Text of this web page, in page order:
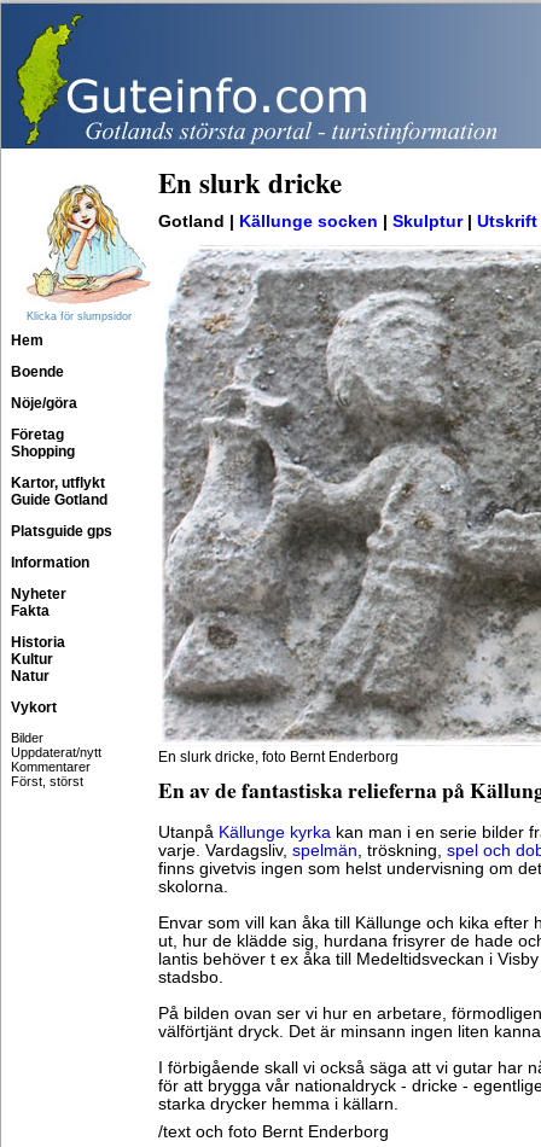
Klicka för slumpsidor
Hem
Boende
Nöje/göra
Företag
Shopping
Kartor, utflykt
Guide Gotland
Platsguide gps
Information
Nyheter
Fakta
Historia
Kultur
Natur
Vykort
Bilder
Uppdaterat/nytt
Kommentarer
Först, störst
En slurk dricke
Gotland | Källunge socken Skulptur| Utskrift
En slurk dricke, foto Bernt Enderborg
En av de fantastiska relieferna på
Utanpå Källunge kyrka kan man i en serie bilder
varje. Vardagsliv, spelmän, tröskning, spel och
finns givetvis ingen som helst undervisning om
skolorna.
Envar som vill kan åka till Källunge och kika efter
ut, hur de klädde sig, hurdana frisyrer de hade
lantis behöver t ex åka till Medeltidsveckan i
stadsbo.
På bilden ovan ser vi hur en arbetare,
välförtjänt dryck. Det är minsann ingen liten
I förbigående skall vi också säga att vi gutar har
för att brygga vår nationaldryck - dricke -
starka drycker hemma i källarn.
/text och foto Bernt Enderborg